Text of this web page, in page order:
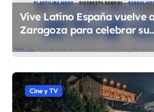
Vive Latino España vuelve
Zaragoza para celebrar su
quinta edición el 4 y 5 de
septiembre en el Espacio
Expo
Cine y TV